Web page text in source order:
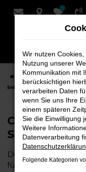
Zum
0
Startseite Stuhr
bei Schmidt + Koch für Stuhr
CUPRA
Schmidt +
Der CUPRA Ateca
für Stuhr einen
Wir nutzen
Nutzung unserer
Kommunikation mit
berücksichtigen
verarbeiten Daten
wenn Sie uns Ihre
einem späteren
Sie die Einwilligung
Weitere
Datenverarbeitung
Folgende Kategorien